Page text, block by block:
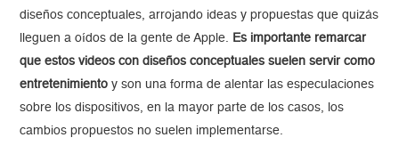
diseños conceptuales, arrojando ideas y propuestas que quizás
lleguen a oídos de la gente de Apple. Es importante remarcar
que estos videos con diseños conceptuales suelen servir como
entretenimiento y son una forma de alentar las especulaciones
sobre los dispositivos, en la mayor parte de los casos, los
cambios propuestos no suelen implementarse.